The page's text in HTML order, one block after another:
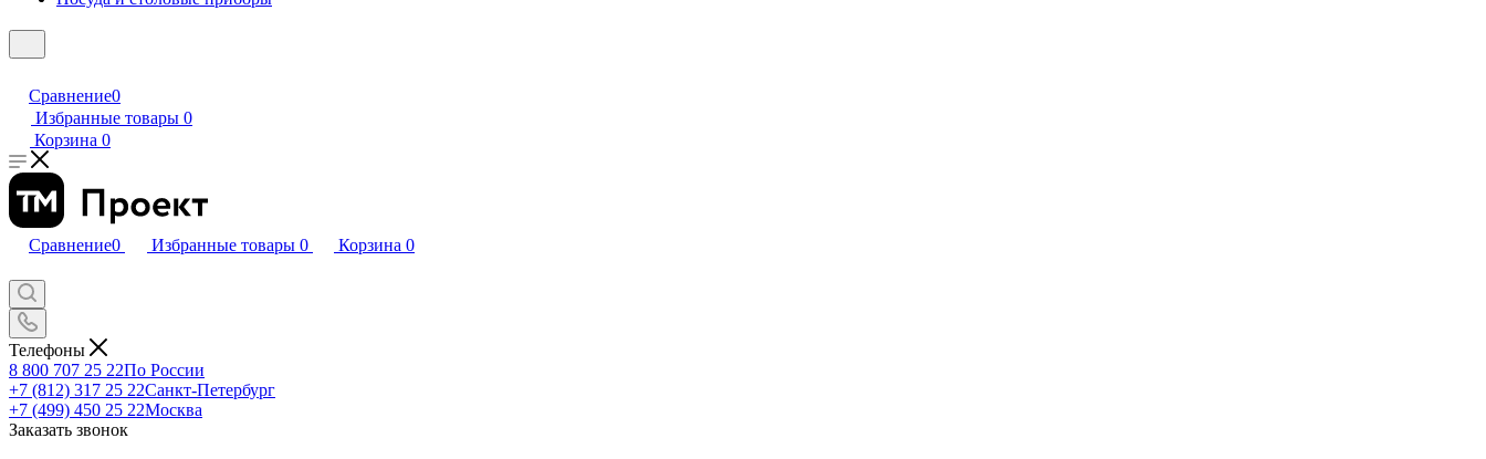
Сравнение0
Избранные товары 0
Корзина 0
Сравнение0 Избранные товары 0 Корзина 0
Телефоны
8 800 707 25 22По России
+7 (812) 317 25 22Санкт-Петербург
+7 (499) 450 25 22Москва
Заказать звонок